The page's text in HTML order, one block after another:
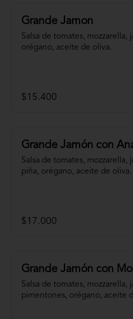
Grande Jamon
Salsa de tomates, mozzarella,
orégano, aceite de oliva.
$15.400
Grande Jamón con
Salsa de tomates, mozzarella,
piña, orégano, aceite de oliva.
$17.000
Grande Jamón con
Salsa de tomates, mozzarella,
pimentones, orégano, aceite